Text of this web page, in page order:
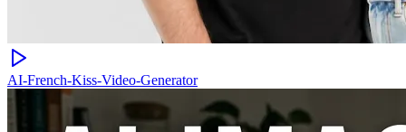
AI-French-Kiss-Video-Generator